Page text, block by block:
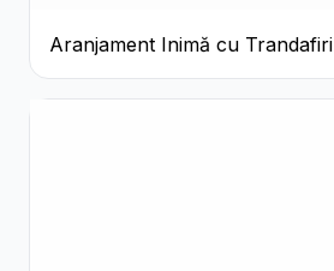
Aranjament Inimă cu Trandafiri
și Ciocolată Ferrero Rocher